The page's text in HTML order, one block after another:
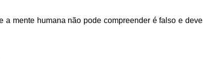
mente humana não pode compreender é falso e deve